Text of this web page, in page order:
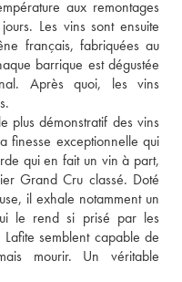
aux remontages
Les vins sont ensuite
français, fabriquées au
barrique est dégustée
Après quoi, les vins
plus démonstratif des vins
finesse exceptionnelle qui
qui en fait un vin à part,
Grand Cru classé. Doté
il exhale notamment un
le rend si prisé par les
semblent capable de
mourir. Un véritable